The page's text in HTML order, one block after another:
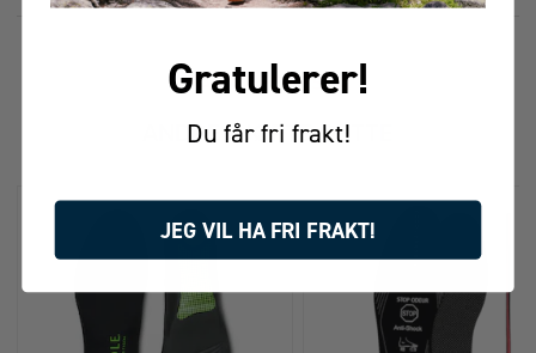
FÅR VI FORESLÅ
ANDRE KJØPTE DETTE
Gratulerer!
Du får fri frakt!
JEG VIL HA FRI FRAKT!